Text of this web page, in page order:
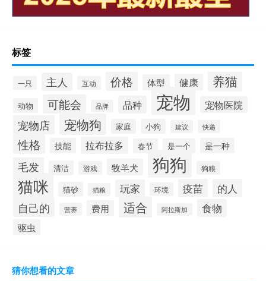
标签
一只 主人 互动 价格 体型 健康 养猫
动物 可能会 品牌 品种 宠物 宠物医院
宠物店 宠物狗 家庭 小狗 建议 快递
性格 技能 拉布拉多 春节 是一个 是一种
毛发 清洁 游戏 牧羊犬 狗狗 狗粮
猫咪 猫砂 猫粮 玩家 环境 疫苗 的人
自己的 营养 费用 适合 阿拉斯加 食物
驱虫
猜你想看的文章